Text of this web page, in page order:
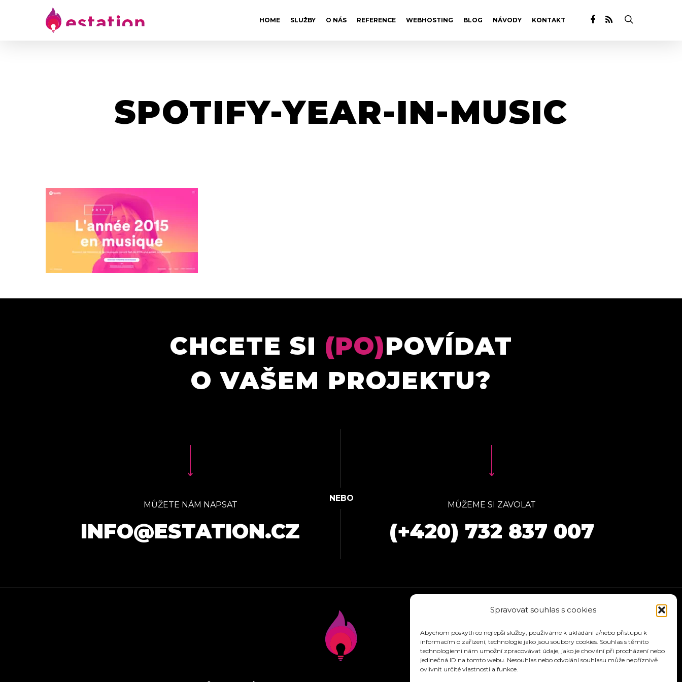
Spravovat souhlas s cookies
Abychom poskytli co nejlepší služby, používáme k ukládání a/nebo přístupu k
informacím o zařízení, technologie jako jsou soubory cookies. Souhlas s těmito
technologiemi nám umožní zpracovávat údaje, jako je chování při procházení nebo
jedinečná ID na tomto webu. Nesouhlas nebo odvolání souhlasu může nepříznivě
ovlivnit určité vlastnosti a funkce.
HOME SLUŽBY O NÁS REFERENCE WEBHOSTING BLOG NÁVODY KONTAKT
SPOTIFY-YEAR-IN-MUSIC
CHCETE SI (PO)POVÍDAT
O VAŠEM PROJEKTU?
MŮŽETE NÁM NAPSAT
INFO@ESTATION.CZ
MŮŽEME SI ZAVOLAT
(+420) 732 837 007